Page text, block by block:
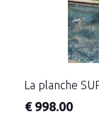
La planche
€ 998.00